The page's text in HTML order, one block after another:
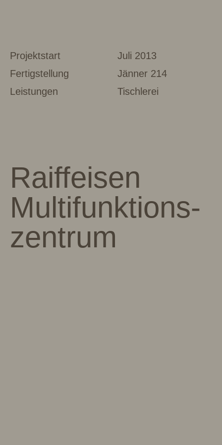
Projektstart
Juli 2013
Fertigstellung
Jänner 214
Leistungen
Tischlerei
Raiffeisen
Multifunktions­
zentrum